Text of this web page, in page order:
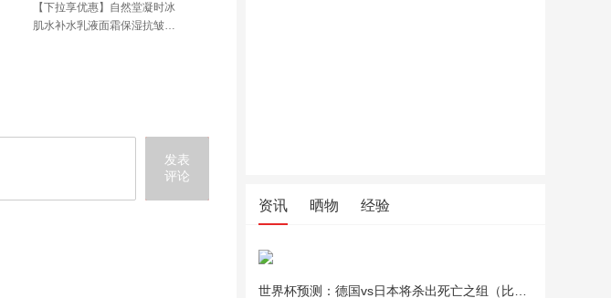
【下拉享优惠】自然堂凝时冰
肌水补水乳液面霜保湿抗皱紧
发表
评论
资讯 晒物 经验